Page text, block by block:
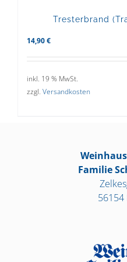
Tresterbrand
14,90 €
inkl. 19 % MwSt.
zzgl. Versandkosten
Familie